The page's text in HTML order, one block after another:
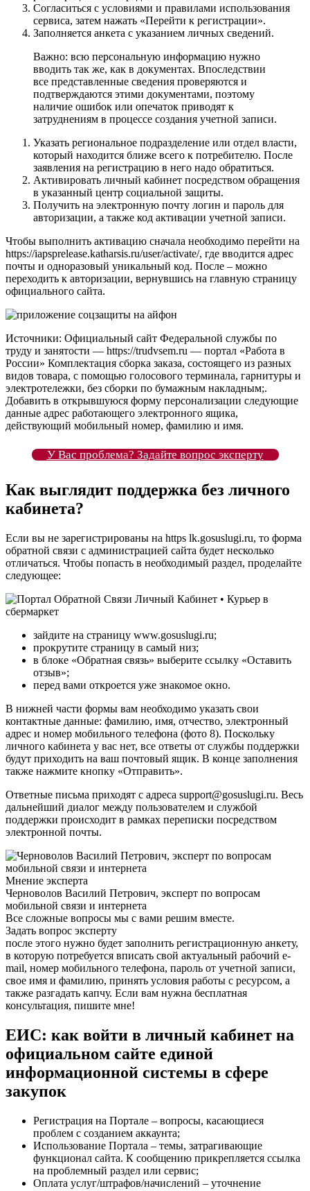
Согласиться с условиями и правилами использования
сервиса, затем нажать «Перейти к регистрации».
Заполняется анкета с указанием личных сведений.
Важно: всю персональную информацию нужно
вводить так же, как в документах. Впоследствии
все представленные сведения проверяются и
подтверждаются этими документами, поэтому
наличие ошибок или опечаток приводят к
затруднениям в процессе создания учетной записи.
Указать региональное подразделение или отдел власти,
который находится ближе всего к потребителю. После
заявления на регистрацию в него надо обратиться.
Активировать личный кабинет посредством обращения
в указанный центр социальной защиты.
Получить на электронную почту логин и пароль для
авторизации, а также код активации учетной записи.
Чтобы выполнить активацию сначала необходимо перейти на
https://iapsprelease.katharsis.ru/user/activate/, где вводится адрес
почты и одноразовый уникальный код. После – можно
переходить к авторизации, вернувшись на главную страницу
официального сайта.
Источники: Официальный сайт Федеральной службы по
труду и занятости — https://trudvsem.ru — портал «Работа в
России» Комплектация сборка заказа, состоящего из разных
видов товара, с помощью голосового терминала, гарнитуры и
электротележки, без сборки по бумажным накладным;.
Добавить в открывшуюся форму персонализации следующие
данные адрес работающего электронного ящика,
действующий мобильный номер, фамилию и имя.
У Вас проблема? Задайте вопрос эксперту
Как выглядит поддержка без личного
кабинета?
Если вы не зарегистрированы на https lk.gosuslugi.ru, то форма
обратной связи с администрацией сайта будет несколько
отличаться. Чтобы попасть в необходимый раздел, проделайте
следующее:
зайдите на страницу www.gosuslugi.ru;
прокрутите страницу в самый низ;
в блоке «Обратная связь» выберите ссылку «Оставить
отзыв»;
перед вами откроется уже знакомое окно.
В нижней части формы вам необходимо указать свои
контактные данные: фамилию, имя, отчество, электронный
адрес и номер мобильного телефона (фото 8). Поскольку
личного кабинета у вас нет, все ответы от службы поддержки
будут приходить на ваш почтовый ящик. В конце заполнения
также нажмите кнопку «Отправить».
Ответные письма приходят с адреса support@gosuslugi.ru. Весь
дальнейший диалог между пользователем и службой
поддержки происходит в рамках переписки посредством
электронной почты.
Мнение эксперта
Черноволов Василий Петрович, эксперт по вопросам
мобильной связи и интернета
Все сложные вопросы мы с вами решим вместе.
Задать вопрос эксперту
после этого нужно будет заполнить регистрационную анкету,
в которую потребуется вписать свой актуальный рабочий e-
mail, номер мобильного телефона, пароль от учетной записи,
свое имя и фамилию, принять условия работы с ресурсом, а
также разгадать капчу. Если вам нужна бесплатная
консультация, пишите мне!
ЕИС: как войти в личный кабинет на
официальном сайте единой
информационной системы в сфере
закупок
Регистрация на Портале – вопросы, касающиеся
проблем с созданием аккаунта;
Использование Портала – темы, затрагивающие
функционал сайта. К сообщению прикрепляется ссылка
на проблемный раздел или сервис;
Оплата услуг/штрафов/начислений – уточнение